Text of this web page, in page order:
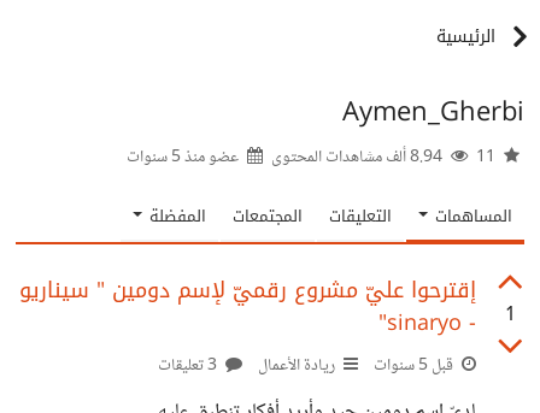
الرئيسية
Aymen_Gherbi
عضو منذ5 سنوات
المساهمات التعليقات المجتمعات المفضلة
1
إقترحوا عليّ مشروع رقميّ لإسم دومين " سيناريو
- sinaryo"
قبل 5 سنوات ريادة الأعمال